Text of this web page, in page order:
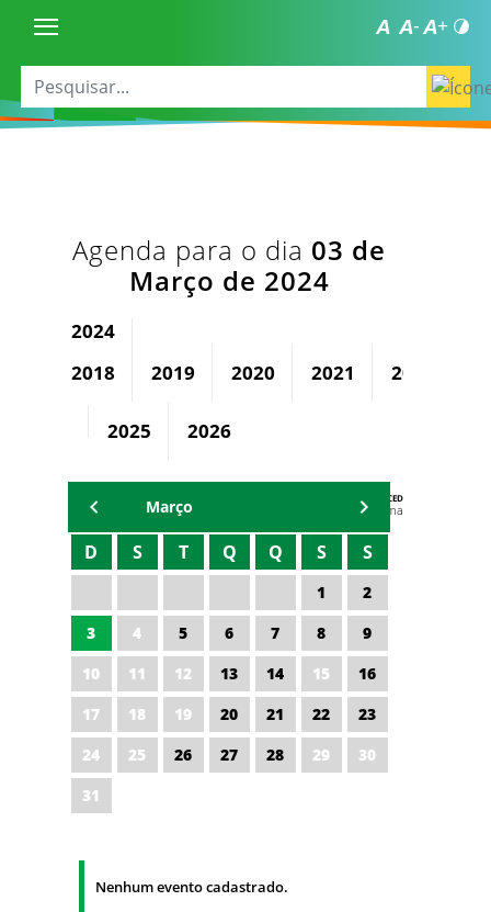
Agenda para o dia 03 de
Março de 2024
2024
2018
2019 2020 2021 2022
2025 2026
AGENDA DA CODED/CED
Vagna Lima
Março
D S T Q Q S S
1
2
3
4 5 6 7 8
9
10
11 12 13 14 15
16
17
18 19 20 21 22
23
24
25 26 27 28 29
30
31
Nenhum evento cadastrado.